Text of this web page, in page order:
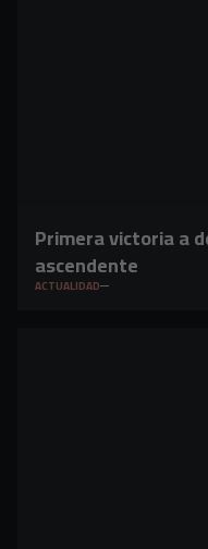
Primera victoria a
ascendente
ACTUALIDAD